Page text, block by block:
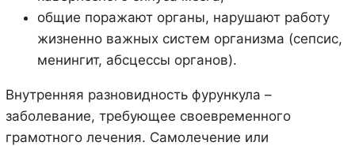
общие поражают органы, нарушают работу
жизненно важных систем организма (сепсис,
менингит, абсцессы органов).
Внутренняя разновидность фурункула –
заболевание, требующее своевременного
грамотного лечения. Самолечение или